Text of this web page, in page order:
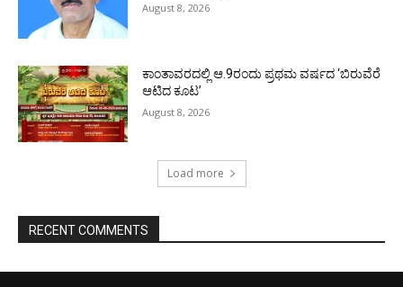
August 8, 2026
ಕಾಂತಾವರದಲ್ಲಿ ಆ.9ರಂದು ಪ್ರಥಮ ವರ್ಷದ ‘ಬಿರುವೆರೆ
ಆಟಿದ ಕೂಟ’
August 8, 2026
Load more
RECENT COMMENTS